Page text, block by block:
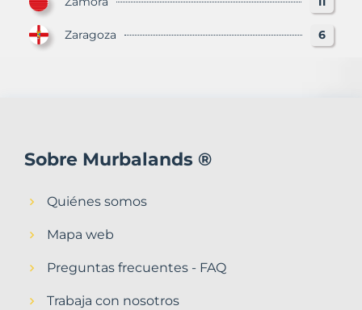
Zaragoza 6
Sobre Murbalands ®
Quiénes somos
Mapa web
Preguntas frecuentes - FAQ
Trabaja con nosotros